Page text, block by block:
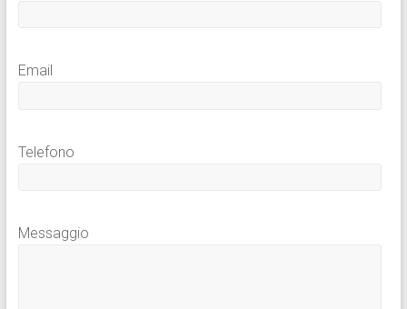
Email
Telefono
Messaggio